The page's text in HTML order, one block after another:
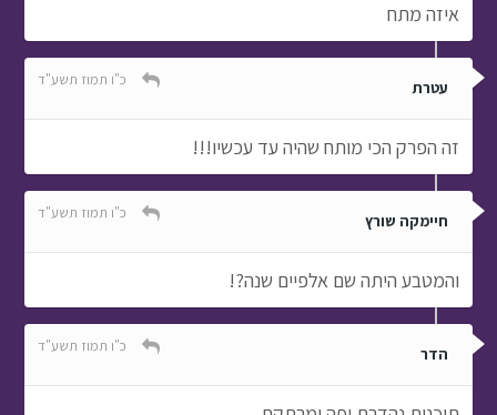
איזה מתח
עטרת כ"ו תמוז תשע"ד
זה הפרק הכי מותח שהיה עד עכשיו!!!
חיימקה שורץ כ"ו תמוז תשע"ד
והמטבע היתה שם אלפיים שנה?!
הדר כ"ו תמוז תשע"ד